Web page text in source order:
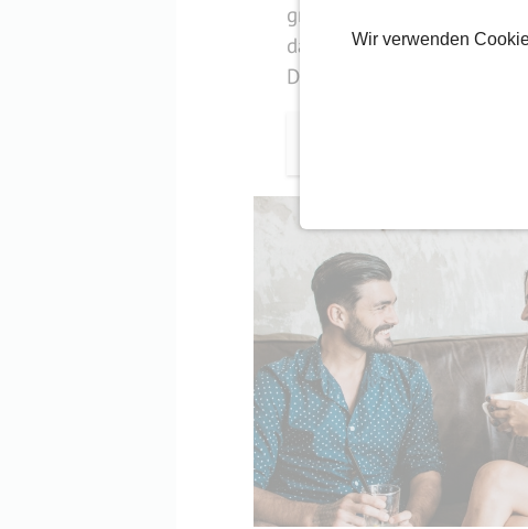
Wir verwenden
große Liebe zu finden.
dafür mit viel Zeit und
Dating Trend für Singles.